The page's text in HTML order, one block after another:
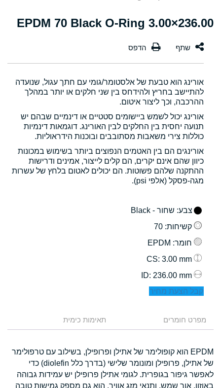
236.00×3.00 EPDM 70 Black O-Ring
אורינג הוא טבעת של אלסטומר/גומי עם חתך עגול, שנועדה
להתיישב בחריץ ולהידחס בין שני חלקים או יותר במהלך
ההרכבה, וכך ליצור איטום.
אורינג יכול לשמש ביישומים סטטיים או דינמיים שבהם יש
תנועה יחסית בין החלקים לבין האורינג. דוגמאות דינמיות
כוללות צירי משאבות מסתובבים ובוכנות הידראוליות.
אורינגים הם בין האטמים הנפוצים ביותר בשימוש במכונות
כיוון שהם אינם יקרים, הם קלים לייצור, אמינים ודרישות
ההתקנה שלהם פשוטות. הם יכולים לאטום בלחץ של עשרות
מגה-פסקל (אלפי psi).
צבע: שחור - Black
קשיחות: 70
חומר: EPDM
: 3.00 mm
: 236.00 mm
קבל הצעת מחיר
מפרט חומרים תאימות כימית
EPDM הוא קופולימר של אתילן ופרופילן, בשילוב עם טרפולימר
של אתילן, פרופילן ומונומר שלישי (בדרך כלל diolefin) כדי
לאפשר גיפור בגופרית. לגומי אתילן פרופילן יש עמידות גבוהה
באוזון, אור שמש, ותנאי מזג אוויר. הוא גם מספק גמישות טובה